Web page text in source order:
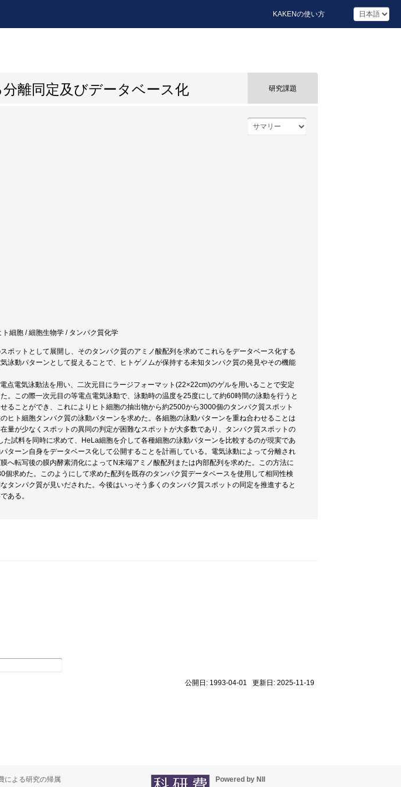
KAKENの使い方
離同定及びデータベース化 研究課題
細胞 / 細胞生物学 / タンパク質化学
ポットとして展開し、そのタンパク質のアミノ酸配列を求めてこれらをデータベース化する
泳動パターンとして捉えることで、ヒトゲノムが保持する未知タンパク質の発見やその機能
点電気泳動法を用い、二次元目にラージフォーマット(22×22cm)のゲルを用いることで安定
。この際一次元目の等電点電気泳動で、泳動時の温度を25度にして約60時間の泳動を行うと
ることができ、これによりヒト細胞の抽出物から約2500から3000個のタンパク質スポット
ヒト細胞タンパク質の泳動パターンを求めた。各細胞の泳動パターンを重ね合わせることは
量が少なくスポットの異同の判定が困難なスポットが大多数であり、タンパク質スポットの
試料を同時に求めて、HeLa細胞を介して各種細胞の泳動パターンを比較するのが現実であ
ターン自身をデータベース化して公開することを計画している。電気泳動によって分離され
へ転写後の膜内酵素消化によってN末端アミノ酸配列または内部配列を求めた。この方法に
求めた。このようにして求めた配列を既存のタンパク質データベースを使用して相同性検
タンパク質が見いだされた。今後はいっそう多くのタンパク質スポットの同定を推進すると
ある。
公開日: 1993-04-01 更新日: 2025-11-19
による研究の帰属 Powered by NII